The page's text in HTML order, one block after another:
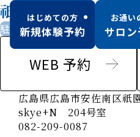
祇園店（ 6/1NEW
駐車場あり駅チカお子様同伴
WEB 予約
広島県広島市安佐南区祇
skye+N 204号室
082-209-0087
はじめての方
新規体験予約
お通い
サロ